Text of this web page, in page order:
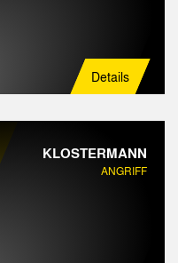
Details
KLOSTERMANN
ANGRIFF